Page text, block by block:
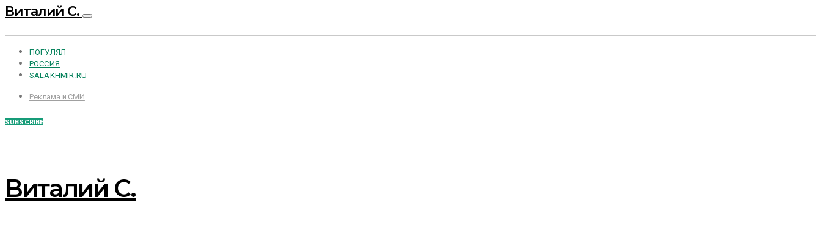
Виталий С.
ПОГУЛЯЛ
РОССИЯ
SALAKHMIR.RU
Реклама и СМИ
SUBSCRIBE
Виталий С.